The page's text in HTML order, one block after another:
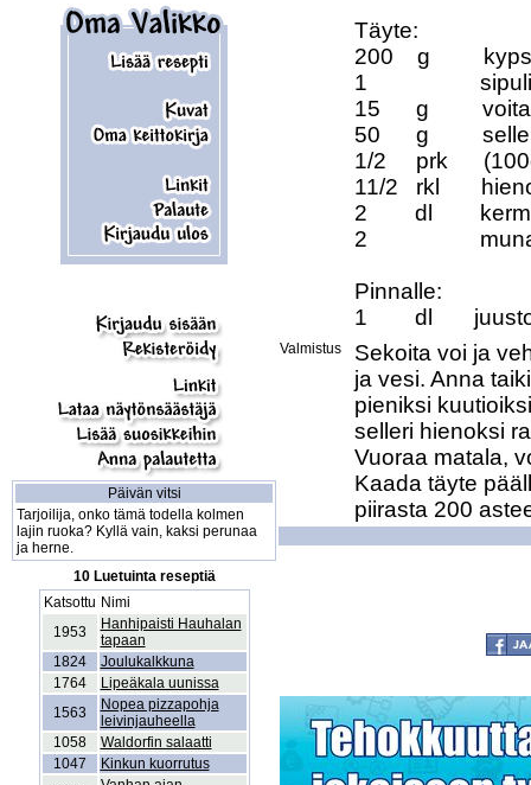
Päivän vitsi
Tarjoilija, onko tämä todella kolmen
lajin ruoka? Kyllä vain, kaksi perunaa
ja herne.
10 Luetuinta reseptiä
Katsottu Nimi
1953
Hanhipaisti Hauhalan
tapaan
1824
Joulukalkkuna
1764
Lipeäkala uunissa
1563
Nopea pizzapohja
leivinjauheella
1058
Waldorfin salaatti
1047
Kinkun kuorrutus
Täyte:
200    g
1                   sipuli
15      g         voita
50      g
1/2     prk
11/2   rkl
2        dl
2
Pinnalle:
1        dl
Valmistus
Sekoita voi ja
ja vesi. Anna
pieniksi
selleri hienoksi
Vuoraa matala,
Kaada täyte
piirasta 200